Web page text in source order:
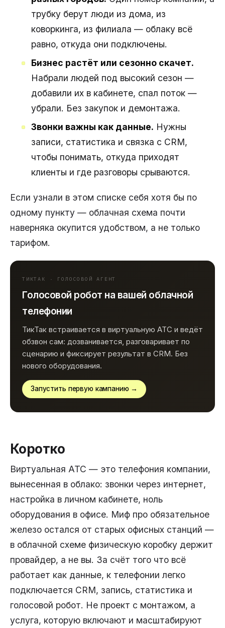
трубку берут люди из дома, из
коворкинга, из филиала — облаку всё
равно, откуда они подключены.
Бизнес растёт или сезонно скачет.
Набрали людей под высокий сезон —
добавили их в кабинете, спал поток —
убрали. Без закупок и демонтажа.
Звонки важны как данные. Нужны
записи, статистика и связка с CRM,
чтобы понимать, откуда приходят
клиенты и где разговоры срываются.
Если узнали в этом списке себя хотя бы по
одному пункту — облачная схема почти
наверняка окупится удобством, а не только
тарифом.
ТИКТАК · ГОЛОСОВОЙ АГЕНТ
Голосовой робот на вашей облачной
телефонии
ТикТак встраивается в виртуальную АТС и ведёт
обзвон сам: дозванивается, разговаривает по
сценарию и фиксирует результат в CRM. Без
нового оборудования.
Запустить первую кампанию →
Коротко
Виртуальная АТС — это телефония компании,
вынесенная в облако: звонки через интернет,
настройка в личном кабинете, ноль
оборудования в офисе. Миф про обязательное
железо остался от старых офисных станций —
в облачной схеме физическую коробку держит
провайдер, а не вы. За счёт того что всё
работает как данные, к телефонии легко
подключается CRM, запись, статистика и
голосовой робот. Не проект с монтажом, а
услуга, которую включают и масштабируют